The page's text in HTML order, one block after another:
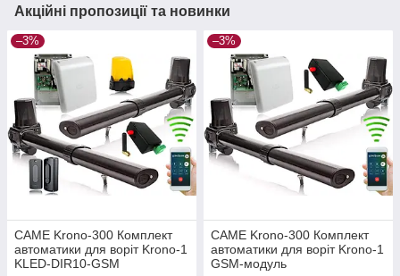
Акційні пропозиції та новинки
–3%
CAME Krono-300 Комплект
автоматики для воріт Krono-1
KLED-DIR10-GSM
–3%
CAME Krono-300 Комплект
автоматики для воріт Krono-1
GSM-модуль